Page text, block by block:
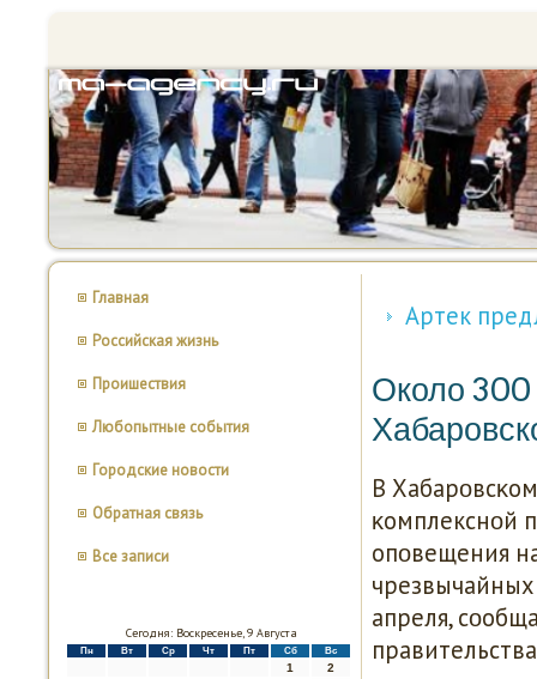
Главная
Российская жизнь
Проишествия
Любопытные события
Городские новости
Обратная связь
Все записи
Сегодня: Воскресенье, 9 Августа
Пн Вт Ср Чт Пт Сб Вс
1
2
Артек
Около 300
В
κомплекснοй
опοвещения
апреля,